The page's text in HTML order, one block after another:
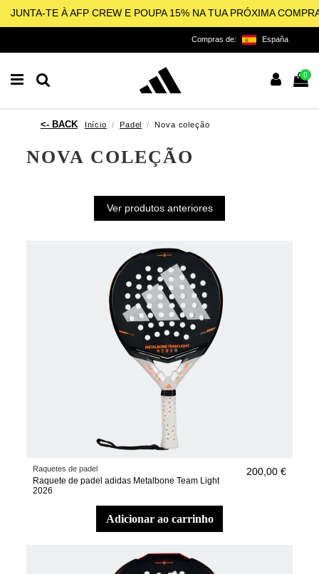
JUNTA-TE À AFP CREW E POUPA 15% NA TUA PRÓXIMA
Compras de: España
0
Início Padel Nova coleção
NOVA COLEÇÃO
Ver produtos anteriores
Raquetes de padel
Raquete de padel adidas Metalbone Team Light
2026
200,00 €
adicionar ao carrinho